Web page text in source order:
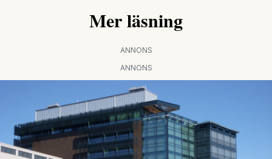
Mer läsning
ANNONS
ANNONS